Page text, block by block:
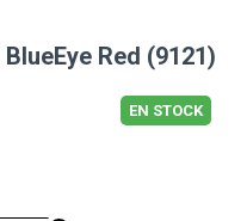
Red (9121)
EN STOCK